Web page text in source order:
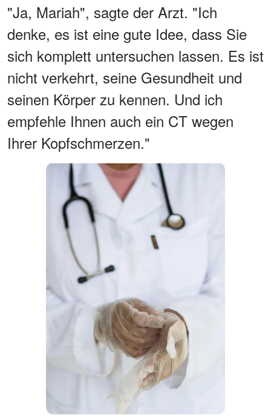
"Ja, Mariah", sagte der Arzt. "Ich
denke, es ist eine gute Idee, dass Sie
sich komplett untersuchen lassen. Es ist
nicht verkehrt, seine Gesundheit und
seinen Körper zu kennen. Und ich
empfehle Ihnen auch ein CT wegen
Ihrer Kopfschmerzen."